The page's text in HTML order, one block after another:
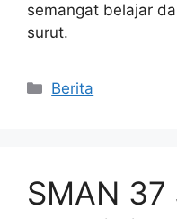
semangat belajar
surut.
Kategori
Berita
SMAN